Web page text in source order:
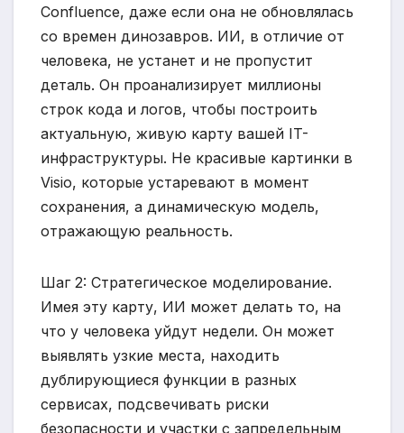
Confluence, даже если она не обновлялась
со времен динозавров. ИИ, в отличие от
человека, не устанет и не пропустит
деталь. Он проанализирует миллионы
строк кода и логов, чтобы построить
актуальную, живую карту вашей IT-
инфраструктуры. Не красивые картинки в
Visio, которые устаревают в момент
сохранения, а динамическую модель,
отражающую реальность.
Шаг 2: Стратегическое моделирование.
Имея эту карту, ИИ может делать то, на
что у человека уйдут недели. Он может
выявлять узкие места, находить
дублирующиеся функции в разных
сервисах, подсвечивать риски
безопасности и участки с запредельным